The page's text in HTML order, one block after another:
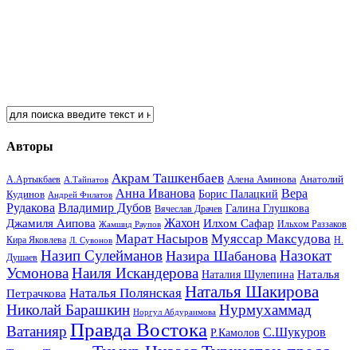
Авторы
А.Артыкбаев А.Тайпатов Акрам Ташкенбаев Алена Аминова Анатолий
Кудинов Андрей Филатов Анна Иванова Борис Палацкий Вера
Рудакова Владимир Дубов Вячеслав Драчев Галина Глушкова
Джамиля Аипова Жамшид Раупов Жахон Илхом Сафар Ильхом Раззаков
Кира Яковлева Л. Сувонов Марат Насыров Муяссар Максудова Н.
Душаев Назип Сулейманов Назира Шабанова Назокат
УсмоноваНаиля Искандерова Наталия Шулепина Наталья
Петрачкова Наталья Полянская Наталья Шакирова
Николай Барашкин Норгул Абдураимова Нурмухаммад
Ватанияр Правда Востока Р.Камолов С.Шукуров